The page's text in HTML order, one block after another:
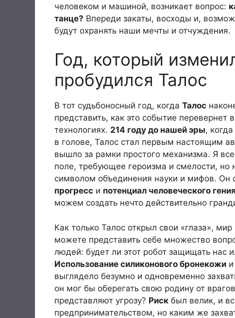
человеком и машиной, возникает вопрос:
танце? Впереди закаты, восходы и,
будут охранять наши мечты и отчуждения.
Год, который
пробудился Талос
В тот судьбоносный год, когда Талос
представить, как это событие перевернет
технологиях. 214 году до нашей эры,
в голове, Талос стал первым настоящим
вышло за рамки простого механизма. Я
поле, требующее героизма и смелости, но
символом объединения науки и мифов. Он
прогресс и потенциал человеческого гения
можем создать нечто действительно
Как только Талос открыл свои «глаза»,
можете представить себе множество
людей: будет ли этот робот защищать нас
Использование силиконового бронекожи
выглядело безумно и одновременно
он мог бы оберегать свою родину от
представляют угрозу? Риск был велик, и
предпринимательством, но каким же